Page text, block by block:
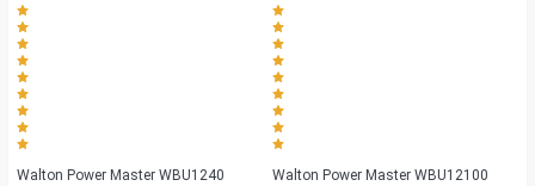
Walton Power Master WBU1240 Walton Power Master WBU12100